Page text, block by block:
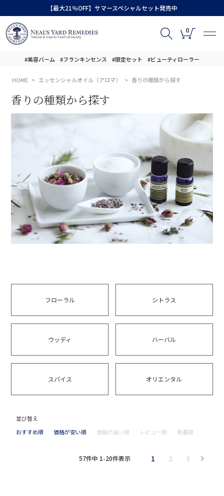
【最大21％OFF】サマースペシャルセット発売中
0
#美容バーム #フランキンセンス #限定セット #ビューティローラー
HOME エッセンシャルオイル（アロマ） 香りの種類から探す
香りの種類から探す
フローラル シトラス
ウッディ ハーバル
スパイス オリエンタル
並び替え
おすすめ順
価格が安い順 価格が高い順 レビュー順 新着順
57件中 1-20件表示 1 2 3